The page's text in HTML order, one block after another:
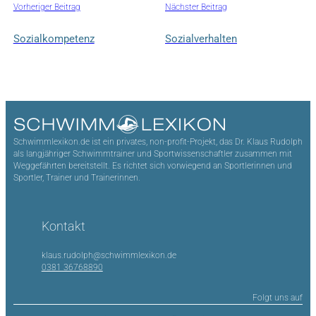
Vorheriger Beitrag
Sozialkompetenz
Nächster Beitrag
Sozialverhalten
Schwimmlexikon.de ist ein privates, non-profit-Projekt, das Dr. Klaus Rudolph
als langjähriger Schwimmtrainer und Sportwissenschaftler zusammen mit
Weggefährten bereitstellt. Es richtet sich vorwiegend an Sportlerinnen und
Sportler, Trainer und Trainerinnen.
Kontakt
klaus.rudolph@schwimmlexikon.de
0381 36768890
Folgt uns auf